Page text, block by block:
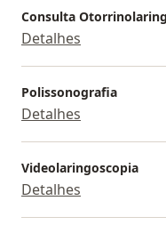
Consulta
Detalhes
Polissonografia
Detalhes
Videolaringoscopia
Detalhes